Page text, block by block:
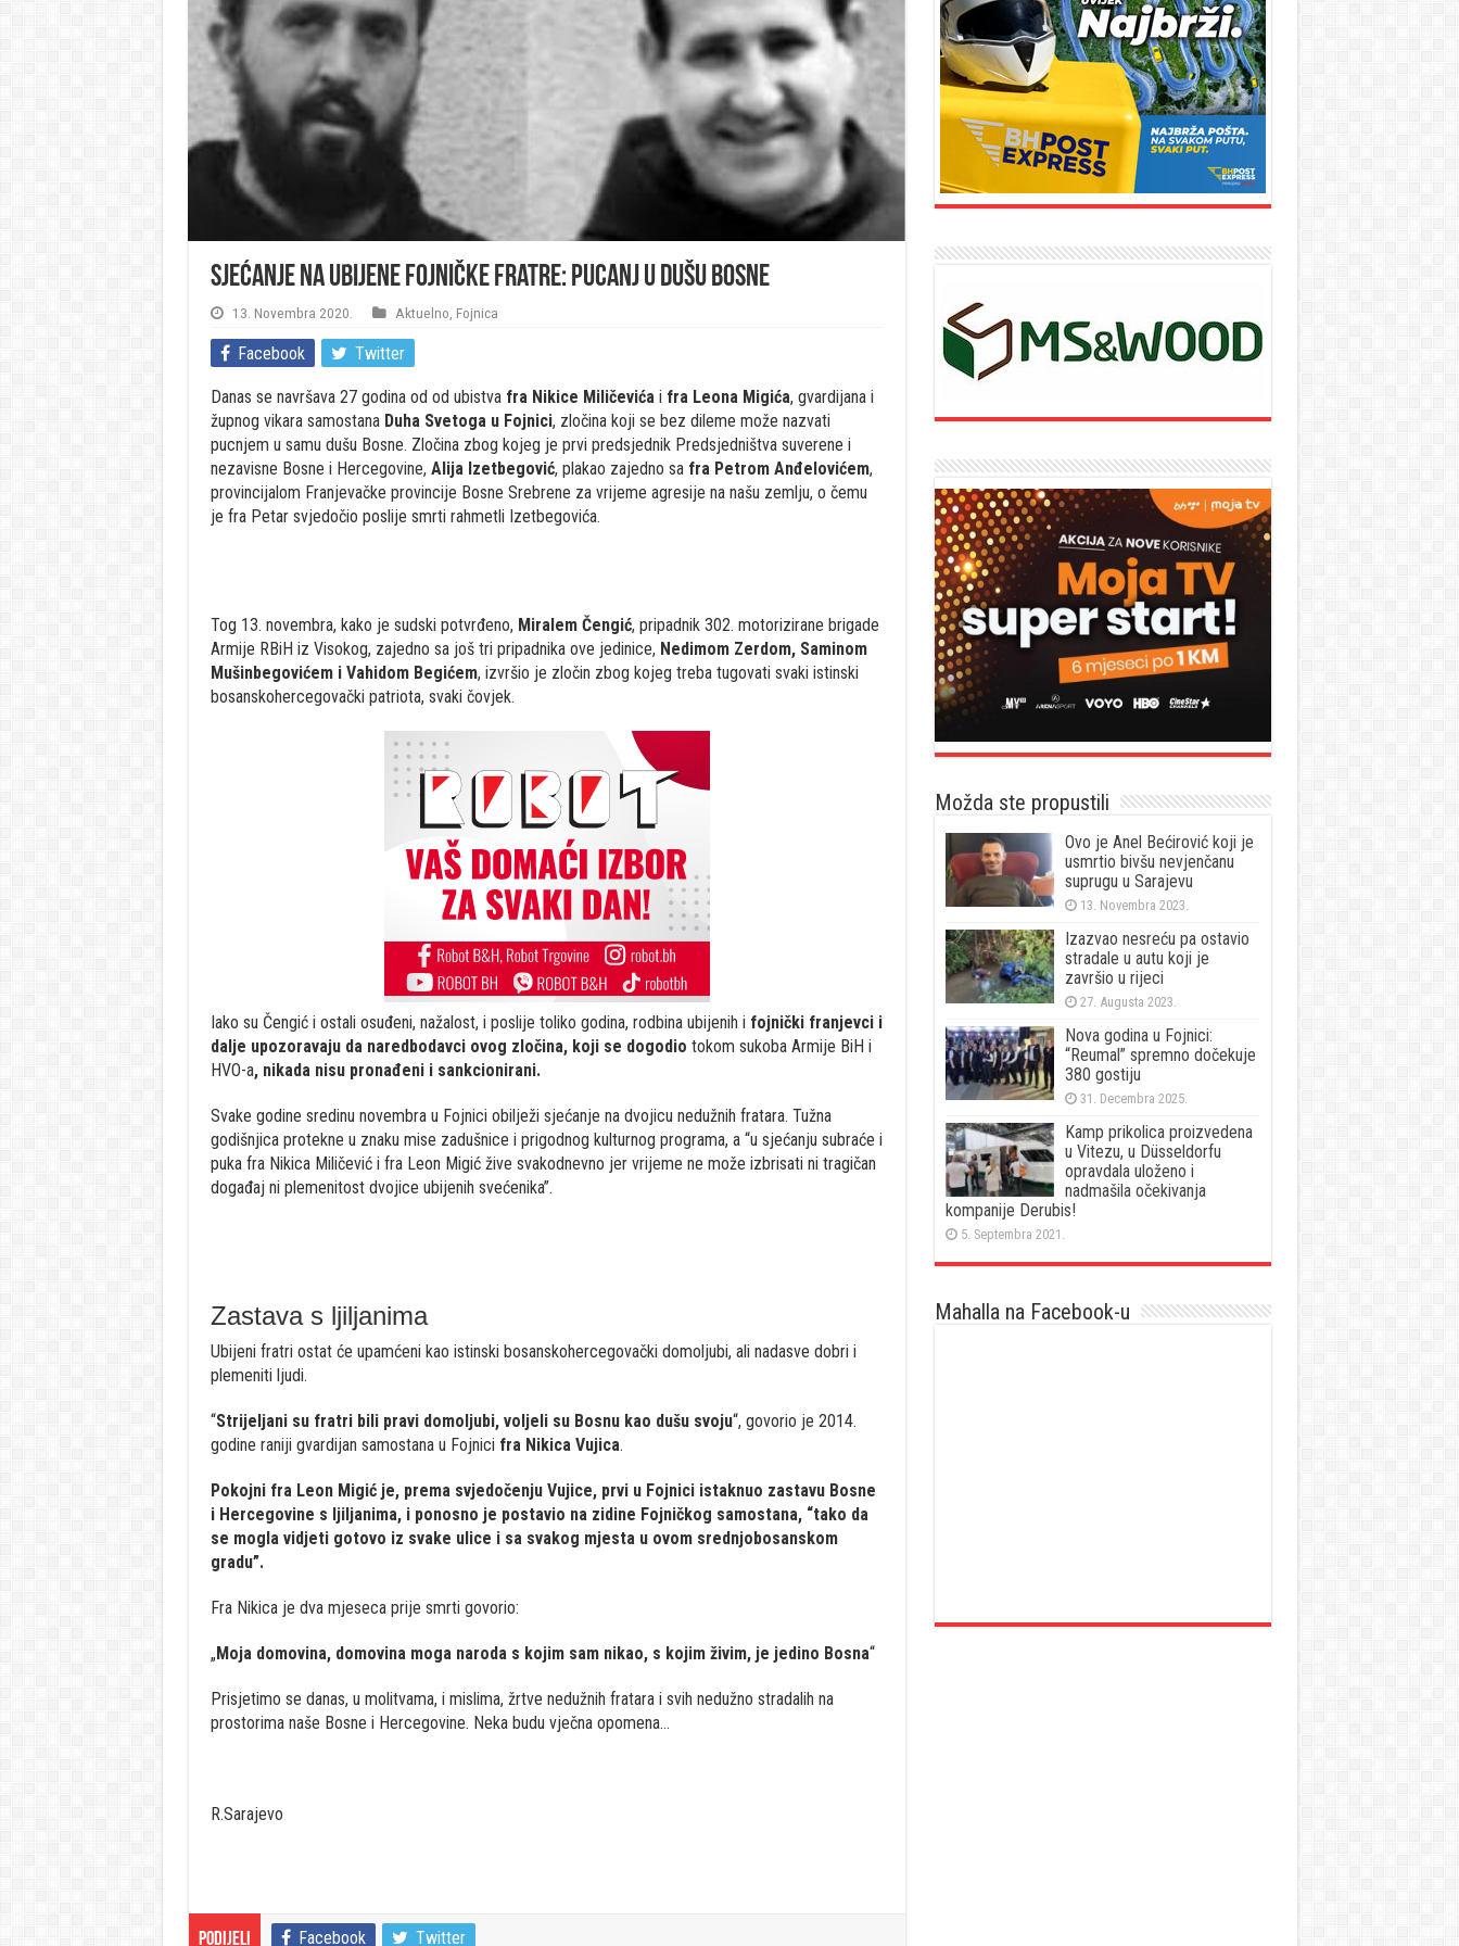
Sjećanje na ubijene fojničke fratre: Pucanj u dušu Bosne
13. Novembra 2020. Aktuelno Fojnica
Facebook Twitter
Danas se navršava 27 godina od od ubistva fra Nikice Miličevićai fra Leona Migića, gvardijana i
župnog vikara samostana Duha Svetoga u Fojnici, zločina koji se bez dileme može nazvati
pucnjem u samu dušu Bosne. Zločina zbog kojeg je prvi predsjednik Predsjedništva suverene i
nezavisne Bosne i Hercegovine, Alija Izetbegović, plakao zajedno sa fra Petrom Anđelovićem,
provincijalom Franjevačke provincije Bosne Srebrene za vrijeme agresije na našu zemlju, o čemu
je fra Petar svjedočio poslije smrti rahmetli Izetbegovića.
Tog 13. novembra, kako je sudski potvrđeno, Miralem Čengić, pripadnik 302. motorizirane brigade
Armije RBiH iz Visokog, zajedno sa još tri pripadnika ove jedinice, Nedimom Zerdom, Saminom
Mušinbegovićem i Vahidom Begićem, izvršio je zločin zbog kojeg treba tugovati svaki istinski
bosanskohercegovački patriota, svaki čovjek.
Iako su Čengić i ostali osuđeni, nažalost, i poslije toliko godina, rodbina ubijenih i fojnički franjevci i
dalje upozoravaju da naredbodavci ovog zločina, koji se dogodio tokom sukoba Armije BiH i
HVO-a, nikada nisu pronađeni i sankcionirani.
Svake godine sredinu novembra u Fojnici obilježi sjećanje na dvojicu nedužnih fratara. Tužna
godišnjica protekne u znaku mise zadušnice i prigodnog kulturnog programa, a “u sjećanju subraće i
puka fra Nikica Miličević i fra Leon Migić žive svakodnevno jer vrijeme ne može izbrisati ni tragičan
događaj ni plemenitost dvojice ubijenih svećenika”.
Zastava s ljiljanima
Ubijeni fratri ostat će upamćeni kao istinski bosanskohercegovački domoljubi, ali nadasve dobri i
plemeniti ljudi.
“Strijeljani su fratri bili pravi domoljubi, voljeli su Bosnu kao dušu svoju“, govorio je 2014.
godine raniji gvardijan samostana u Fojnici fra Nikica Vujica.
Pokojni fra Leon Migić je, prema svjedočenju Vujice, prvi u Fojnici istaknuo zastavu Bosne
i Hercegovine s ljiljanima, i ponosno je postavio na zidine Fojničkog samostana, “tako da
se mogla vidjeti gotovo iz svake ulice i sa svakog mjesta u ovom srednjobosanskom
gradu”.
Fra Nikica je dva mjeseca prije smrti govorio:
„Moja domovina, domovina moga naroda s kojim sam nikao, s kojim živim, je jedino Bosna“
Prisjetimo se danas, u molitvama, i mislima, žrtve nedužnih fratara i svih nedužno stradalih na
prostorima naše Bosne i Hercegovine. Neka budu vječna opomena…
R.Sarajevo
Podijeli Facebook Twitter
Možda ste propustili
Ovo je Anel Bećirović koji je
usmrtio bivšu nevjenčanu
suprugu u Sarajevu
13. Novembra 2023.
Izazvao nesreću pa ostavio
stradale u autu koji je
završio u rijeci
27. Augusta 2023.
Nova godina u Fojnici:
“Reumal” spremno dočekuje
380 gostiju
31. Decembra 2025.
Kamp prikolica proizvedena
u Vitezu, u Düsseldorfu
opravdala uloženo i
nadmašila očekivanja
kompanije Derubis!
5. Septembra 2021.
Mahalla na Facebook-u